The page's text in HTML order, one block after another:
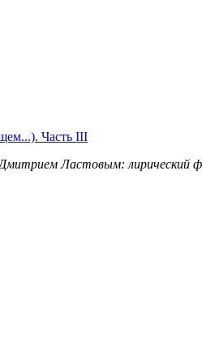
Часть III
Дмитрием Ластовым: лирический